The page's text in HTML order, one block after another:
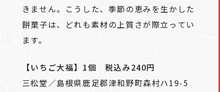
きません。こうした、季節の恵みを生かした
餅菓子は、どれも素材の上質さが際立ってい
ます。
【いちご大福】1個 税込み240円
三松堂／島根県鹿足郡津和野町森村ハ19-5